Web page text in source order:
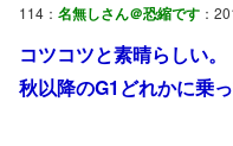
114： 名無しさん＠恐縮です ：
コツコツと素晴らしい。
秋以降のG1どれかに乗